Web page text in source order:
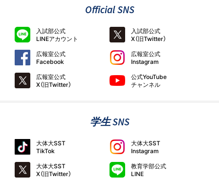
Official SNS
入試部公式
LINEアカウント
入試部公式
X（旧Twitter）
広報室公式
Facebook
広報室公式
Instagram
広報室公式
X（旧Twitter）
公式YouTube
チャンネル
学生 SNS
大体大SST
TikTok
大体大SST
Instagram
大体大SST
X（旧Twitter）
教育学部公式
LINE